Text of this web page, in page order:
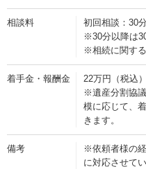
相談料
初回相談：30
※30分以降は
※相続に関す
着手金・報酬金
22万円（税込
※遺産分割協
模に応じて、
きます。
備考
※依頼者様の
に対応させて